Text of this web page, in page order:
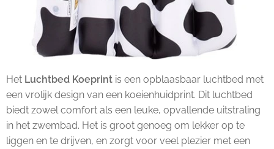
Het Luchtbed Koeprint is een opblaasbaar luchtbed met
een vrolijk design van een koeienhuidprint. Dit luchtbed
biedt zowel comfort als een leuke, opvallende uitstraling
in het zwembad. Het is groot genoeg om lekker op te
liggen en te drijven, en zorgt voor veel plezier met een